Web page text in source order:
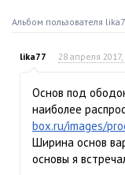
Альбом пользователя
lika77 28 апреля 2017,
Основ под
наиболее
box.ru/images/
Ширина основ
основы я